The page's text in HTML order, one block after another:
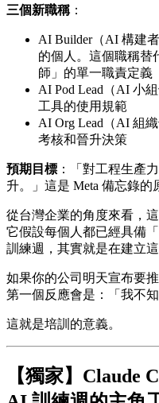
三個新職稱：
AI Builder（AI 構建
的個人。這個職稱替
師」的單一職責定義
AI Pod Lead（AI 小
工具的使用規範
AI Org Lead（AI 組
考核和晉升決策
預期目標 ：「對工程生產
升。」這是 Meta 備忘錄的
從台灣企業的角度來看，
它假設每個人都已經具備
訓練週，其實就是在建立這
如果你的公司明天宣布要
第一個反應會是：「我不
這就是培訓的意義。
【獨家】Claude